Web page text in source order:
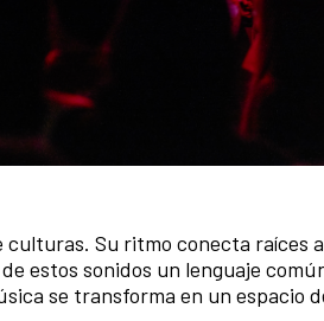
Su ritmo conecta raíces
estos sonidos un lenguaje
se transforma en un espacio